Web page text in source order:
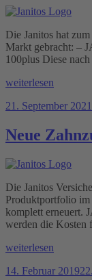
Die Janitos hat
Markt gebracht: –
100plus Diese
„Neue
bei
–
2024“
weiterlesen
Veröffentlicht
21. September 2021
Neue
Die Janitos
Produktportfolio
komplett erneuert.
werden die Kosten
„Neue
bei
weiterlesen
Veröffentlicht
14. Februar 2019